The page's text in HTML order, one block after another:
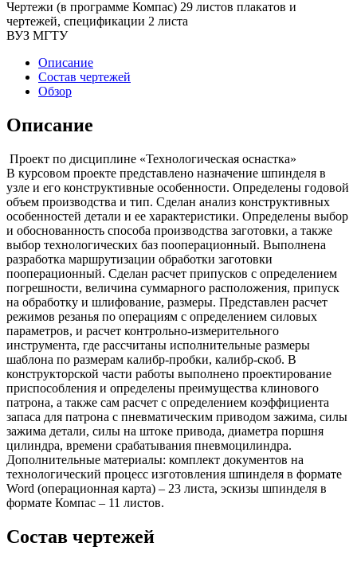
Чертежи (в программе Компас) 29 листов плакатов и
чертежей, спецификации 2 листа
ВУЗ МГТУ
Описание
Состав чертежей
Обзор
Описание
Проект по дисциплине «Технологическая оснастка»
В курсовом проекте представлено назначение шпинделя в
узле и его конструктивные особенности. Определены годовой
объем производства и тип. Сделан анализ конструктивных
особенностей детали и ее характеристики. Определены выбор
и обоснованность способа производства заготовки, а также
выбор технологических баз пооперационный. Выполнена
разработка маршрутизации обработки заготовки
пооперационный. Сделан расчет припусков с определением
погрешности, величина суммарного расположения, припуск
на обработку и шлифование, размеры. Представлен расчет
режимов резанья по операциям с определением силовых
параметров, и расчет контрольно-измерительного
инструмента, где рассчитаны исполнительные размеры
шаблона по размерам калибр-пробки, калибр-скоб. В
конструкторской части работы выполнено проектирование
приспособления и определены преимущества клинового
патрона, а также сам расчет с определением коэффициента
запаса для патрона с пневматическим приводом зажима, силы
зажима детали, силы на штоке привода, диаметра поршня
цилиндра, времени срабатывания пневмоцилиндра.
Дополнительные материалы: комплект документов на
технологический процесс изготовления шпинделя в формате
Word (операционная карта) – 23 листа, эскизы шпинделя в
формате Компас – 11 листов.
Состав чертежей